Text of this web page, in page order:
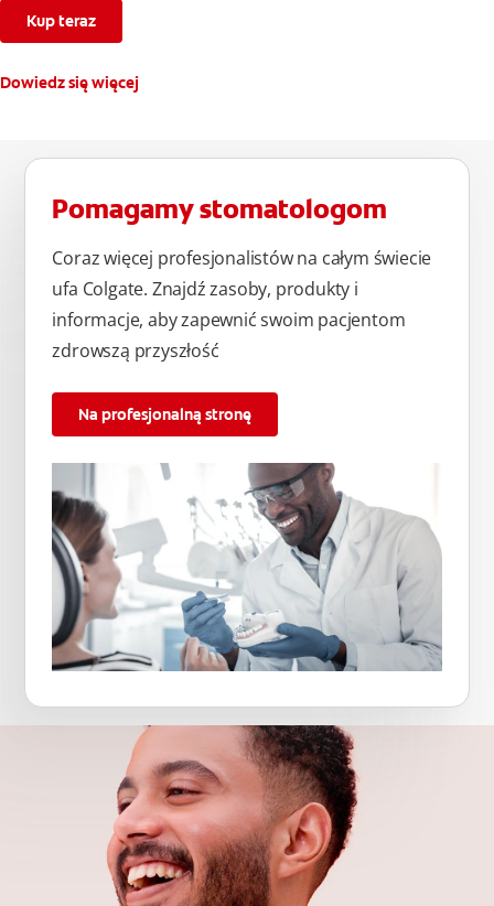
Kup teraz
Dowiedz się więcej
Pomagamy stomatologom
Coraz więcej profesjonalistów na całym świecie
ufa Colgate. Znajdź zasoby, produkty i
informacje, aby zapewnić swoim pacjentom
zdrowszą przyszłość
Na profesjonalną stronę